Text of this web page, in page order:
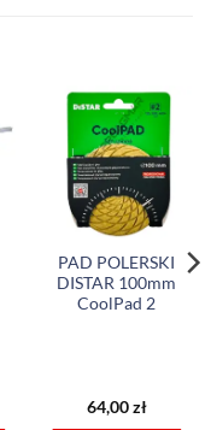
PAD POLERSKI
DISTAR 100mm
CoolPad 2
64,00zł